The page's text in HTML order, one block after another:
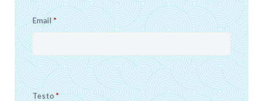
Email *
Testo*